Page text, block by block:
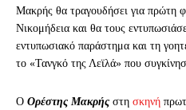
Μακρής θα τραγουδήσει για πρώτη
Νικομήδεια και θα τους
εντυπωσιακό παράστημα και τη
το «Τανγκό της Λεϊλά» που
Ο Ορέστης Μακρής στη σκηνή